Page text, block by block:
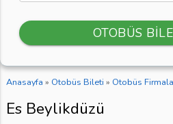
OTOBÜS
Anasayfa » Otobüs Bileti » Otobüs
Es Beylikdüzü